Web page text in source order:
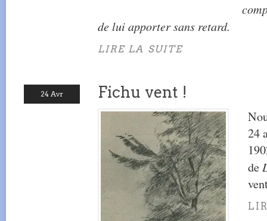
de lui apporter sans retard.
LIRE LA SUITE
24 Avr Fichu vent !
24
de